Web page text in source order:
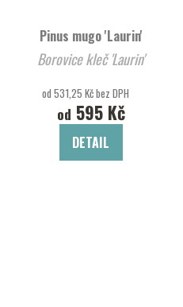
Pinus mugo 'Laurin'
Borovice kleč 'Laurin'
od 531,25 Kč bez DPH
od 595 Kč
DETAIL